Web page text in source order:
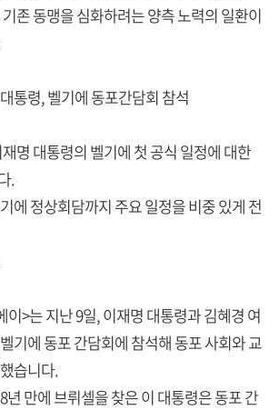
존 동맹을 심화하려는 양측 노력의 일환이
통령, 벨기에 동포간담회 참석
명 대통령의 벨기에 첫 공식 일정에 대한
.
에 정상회담까지 주요 일정을 비중 있게 전
이>는 지난 9일, 이재명 대통령과 김혜경 여
기에 동포 간담회에 참석해 동포 사회와 교
습니다.
년 만에 브뤼셀을 찾은 이 대통령은 동포 간